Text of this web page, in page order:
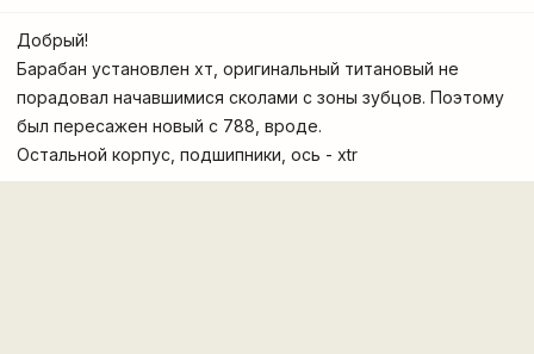
Добрый!
Барабан установлен хт, оригинальный титановый не
порадовал начавшимися сколами с зоны зубцов. Поэтому
был пересажен новый с 788, вроде.
Остальной корпус, подшипники, ось - xtr